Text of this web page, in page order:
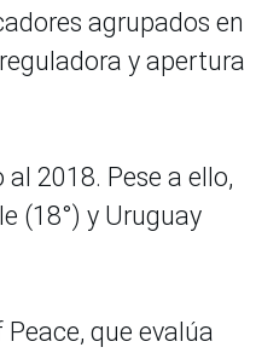
agrupados en
y apertura
2018. Pese a ello,
(18°) y Uruguay
que evalúa